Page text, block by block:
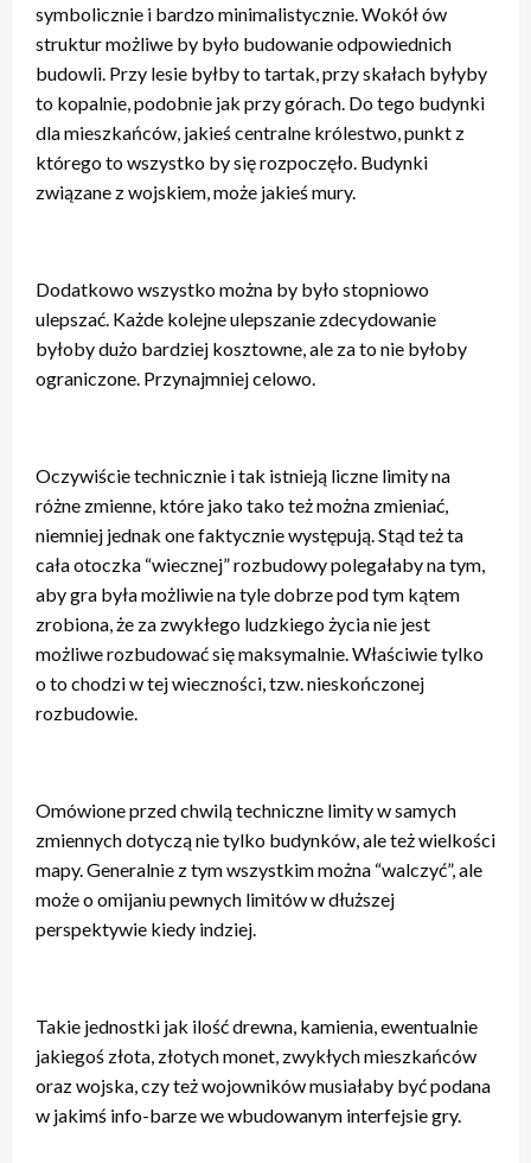
symbolicznie i bardzo minimalistycznie. Wokół ów
struktur możliwe by było budowanie odpowiednich
budowli. Przy lesie byłby to tartak, przy skałach byłyby
to kopalnie, podobnie jak przy górach. Do tego budynki
dla mieszkańców, jakieś centralne królestwo, punkt z
którego to wszystko by się rozpoczęło. Budynki
związane z wojskiem, może jakieś mury.
Dodatkowo wszystko można by było stopniowo
ulepszać. Każde kolejne ulepszanie zdecydowanie
byłoby dużo bardziej kosztowne, ale za to nie byłoby
ograniczone. Przynajmniej celowo.
Oczywiście technicznie i tak istnieją liczne limity na
różne zmienne, które jako tako też można zmieniać,
niemniej jednak one faktycznie występują. Stąd też ta
cała otoczka “wiecznej” rozbudowy polegałaby na tym,
aby gra była możliwie na tyle dobrze pod tym kątem
zrobiona, że za zwykłego ludzkiego życia nie jest
możliwe rozbudować się maksymalnie. Właściwie tylko
o to chodzi w tej wieczności, tzw. nieskończonej
rozbudowie.
Omówione przed chwilą techniczne limity w samych
zmiennych dotyczą nie tylko budynków, ale też wielkości
mapy. Generalnie z tym wszystkim można “walczyć”, ale
może o omijaniu pewnych limitów w dłuższej
perspektywie kiedy indziej.
Takie jednostki jak ilość drewna, kamienia, ewentualnie
jakiegoś złota, złotych monet, zwykłych mieszkańców
oraz wojska, czy też wojowników musiałaby być podana
w jakimś info-barze we wbudowanym interfejsie gry.